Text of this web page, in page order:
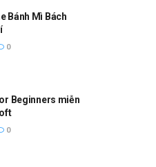
Bánh Mì Bách
0
Beginners miễn
0